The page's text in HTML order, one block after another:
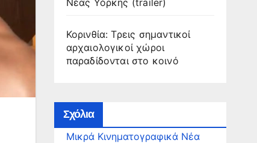
Νέας Υόρκης (trailer)
Κορινθία: Τρεις σημαντικοί
αρχαιολογικοί χώροι
παραδίδονται στο κοινό
Σχόλια
Μικρά Κινηματογραφικά Νέα